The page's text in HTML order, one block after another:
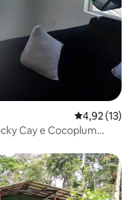
4,92 de uma
4,92 (13)
Cay e Cocoplum